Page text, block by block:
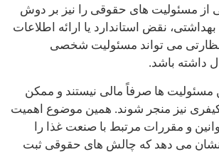
از مسئولیت های حقوقی را نیز بر دوش
نقض استاندارد یا ارائه اطلاعات
می تواند مسئولیت شخصی
داشته باشد.
مسئولیت ها صرفاً مالی نیستند و ممکن
نیز منجر شوند. همین موضوع اهمیت
و مقررات مرتبط با صنعت غذا را
نشان می دهد که چالش های حقوقی ثبت